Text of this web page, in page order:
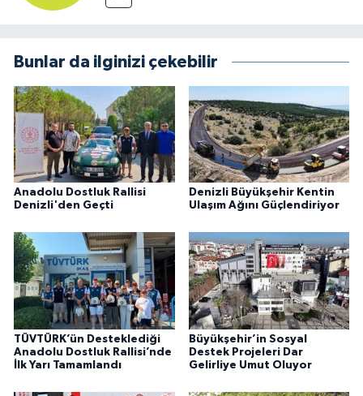
Bunlar da ilginizi çekebilir
Anadolu Dostluk Rallisi
Denizli'den Geçti
Denizli Büyükşehir Kentin
Ulaşım Ağını Güçlendiriyor
TÜVTÜRK’ün Desteklediği
Anadolu Dostluk Rallisi’nde
İlk Yarı Tamamlandı
Büyükşehir’in Sosyal
Destek Projeleri Dar
Gelirliye Umut Oluyor